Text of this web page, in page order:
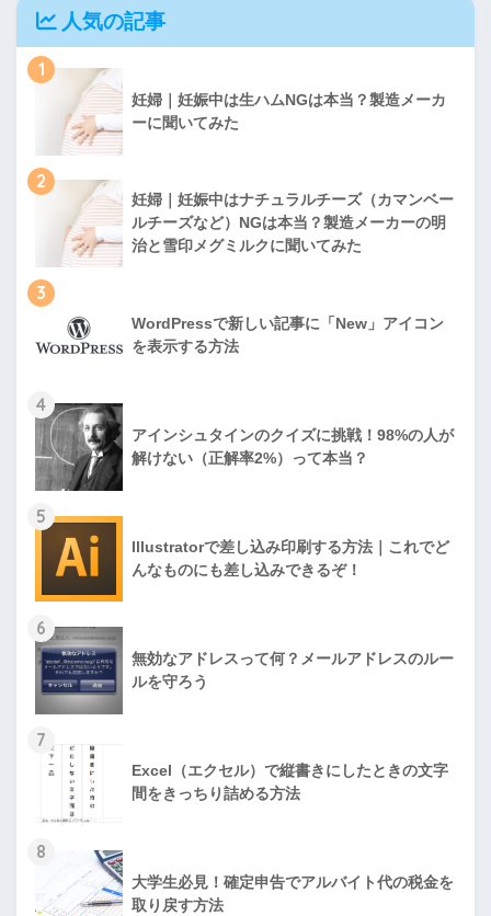
人気の記事
1
妊婦｜妊娠中は生ハムNGは本当？製造メーカ
ーに聞いてみた
2
妊婦｜妊娠中はナチュラルチーズ（カマンベー
ルチーズなど）NGは本当？製造メーカーの明
治と雪印メグミルクに聞いてみた
3
WordPressで新しい記事に「New」アイコン
を表示する方法
4
アインシュタインのクイズに挑戦！98%の人が
解けない（正解率2%）って本当？
5
Illustratorで差し込み印刷する方法｜これでど
んなものにも差し込みできるぞ！
6
無効なアドレスって何？メールアドレスのルー
ルを守ろう
7
Excel（エクセル）で縦書きにしたときの文字
間をきっちり詰める方法
8
大学生必見！確定申告でアルバイト代の税金を
取り戻す方法